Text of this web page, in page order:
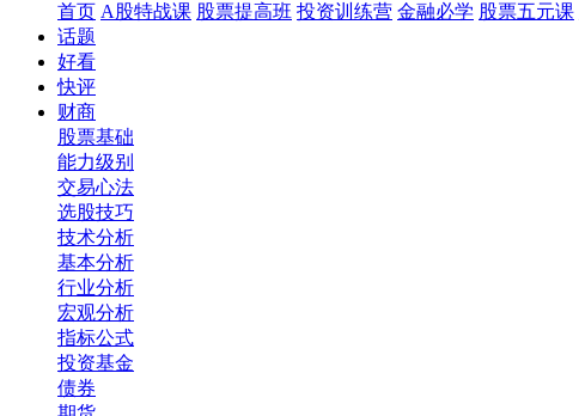
首页 A股特战课 股票提高班 投资训练营 金融必学 股票五元课
话题
好看
快评
财商
股票基础
能力级别
交易心法
选股技巧
技术分析
基本分析
行业分析
宏观分析
指标公式
投资基金
债券